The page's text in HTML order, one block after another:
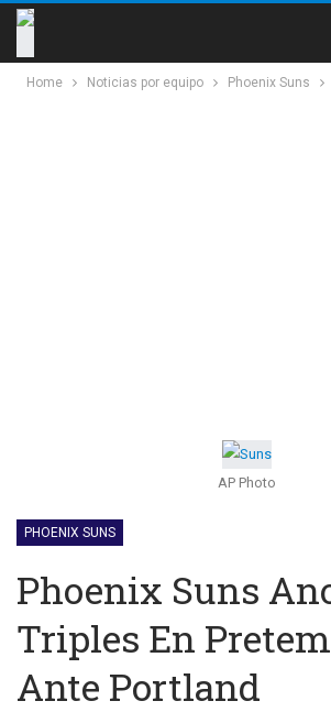
Home Noticias por equipo Phoenix Suns
AP Photo
PHOENIX SUNS
Phoenix Suns
Triples En
Ante Portland